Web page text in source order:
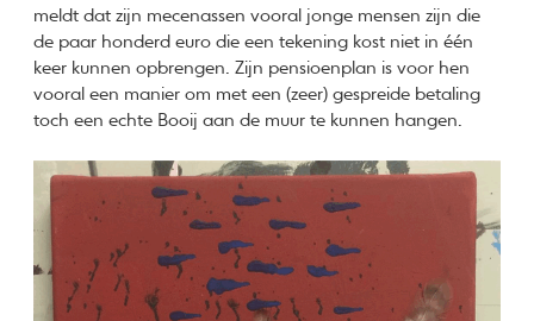
meldt dat zijn mecenassen vooral jonge mensen zijn die
de paar honderd euro die een tekening kost niet in één
keer kunnen opbrengen. Zijn pensioenplan is voor hen
vooral een manier om met een (zeer) gespreide betaling
toch een echte Booij aan de muur te kunnen hangen.